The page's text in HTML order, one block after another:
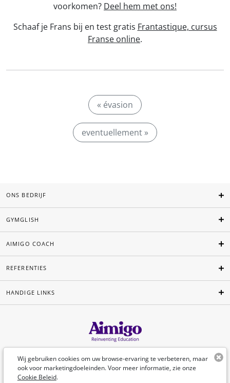
voorkomen? Deel hem met ons!
Schaaf je Frans bij en test gratis Frantastique, cursus
Franse online.
« évasion
eventuellement »
Wij gebruiken cookies om uw browse-ervaring te verbeteren, maar
ook voor marketingdoeleinden. Voor meer informatie, zie onze
Cookie Beleid.
ONS BEDRIJF
GYMGLISH
AIMIGO COACH
REFERENTIES
HANDIGE LINKS
Nederlands